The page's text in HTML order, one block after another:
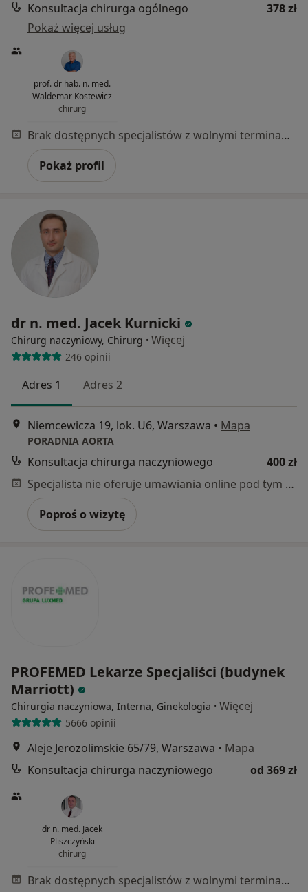
Konsultacja chirurga ogólnego
378 zł
Pokaż więcej usług
prof. dr hab. n. med.
Waldemar Kostewicz
chirurg
Brak dostępnych specjalistów z wolnymi terminami w tym centrum medycznym.
Pokaż profil
dr n. med. Jacek Kurnicki
Chirurg naczyniowy, Chirurg · Więcej
246 opinii
Adres 1 Adres 2
Niemcewicza 19, lok. U6, Warszawa • Mapa
PORADNIA AORTA
Konsultacja chirurga naczyniowego
400 zł
Specjalista nie oferuje umawiania online pod tym adresem.
Poproś o wizytę
PROFEMED Lekarze Specjaliści (budynek
Marriott)
Chirurgia naczyniowa, Interna, Ginekologia · Więcej
5666 opinii
Aleje Jerozolimskie 65/79, Warszawa • Mapa
Konsultacja chirurga naczyniowego
od 369 zł
dr n. med. Jacek
Pliszczyński
chirurg
Brak dostępnych specjalistów z wolnymi terminami w tym centrum medycznym.